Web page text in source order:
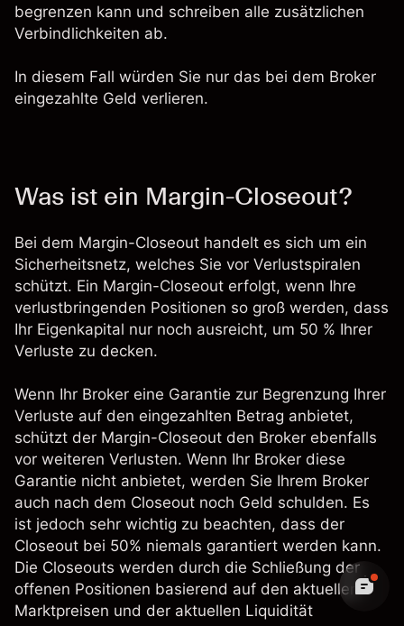
begrenzen kann und schreiben alle zusätzlichen
Verbindlichkeiten ab.
In diesem Fall würden Sie nur das bei dem Broker
eingezahlte Geld verlieren.
Was ist ein Margin-Closeout?
Bei dem Margin-Closeout handelt es sich um ein
Sicherheitsnetz, welches Sie vor Verlustspiralen
schützt. Ein Margin-Closeout erfolgt, wenn Ihre
verlustbringenden Positionen so groß werden, dass
Ihr Eigenkapital nur noch ausreicht, um 50 % Ihrer
Verluste zu decken.
Wenn Ihr Broker eine Garantie zur Begrenzung Ihrer
Verluste auf den eingezahlten Betrag anbietet,
schützt der Margin-Closeout den Broker ebenfalls
vor weiteren Verlusten. Wenn Ihr Broker diese
Garantie nicht anbietet, werden Sie Ihrem Broker
auch nach dem Closeout noch Geld schulden. Es
ist jedoch sehr wichtig zu beachten, dass der
Closeout bei 50% niemals garantiert werden kann.
Die Closeouts werden durch die Schließung der
offenen Positionen basierend auf den aktuellen
Marktpreisen und der aktuellen Liquidität